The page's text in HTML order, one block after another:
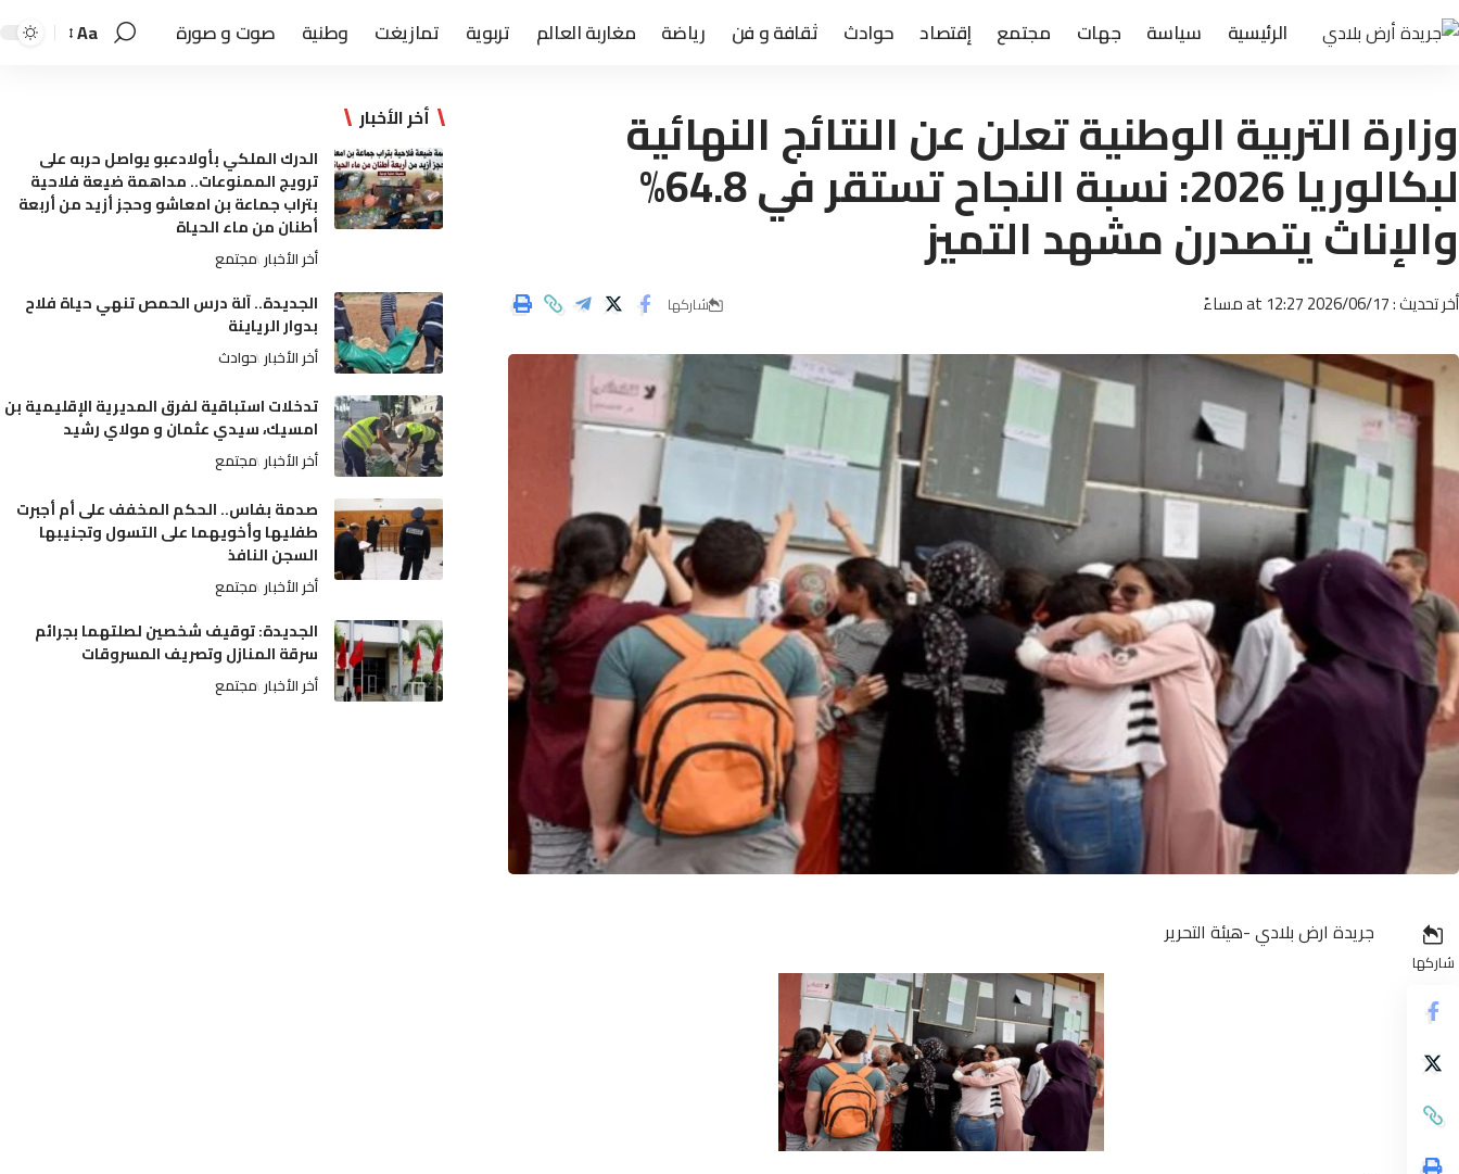
الرئيسية سياسة جهات مجتمع إقتصاد حوادث ثقافة و فن رياضة مغاربة العالم تربوية تمازيغت وطنية صوت و صورة Aa
وزارة التربية الوطنية تعلن عن النتائج النهائية
لبكالوريا 2026: نسبة النجاح تستقر في 64.8%
والإناث يتصدرن مشهد التميز
أخر تحديث : 2026/06/17 at 12:27 مساءً شاركها
شاركها
جريدة ارض بلادي -هيئة التحرير
أخر الأخبار
الدرك الملكي بأولادعبو يواصل حربه على
ترويج الممنوعات.. مداهمة ضيعة فلاحية
بتراب جماعة بن امعاشو وحجز أزيد من أربعة
أطنان من ماء الحياة
أخر الأخبار مجتمع
الجديدة.. آلة درس الحمص تنهي حياة فلاح
بدوار الرياينة
أخر الأخبار حوادث
تدخلات استباقية لفرق المديرية الإقليمية بن
امسيك، سيدي عثمان و مولاي رشيد
أخر الأخبار مجتمع
صدمة بفاس.. الحكم المخفف على أم أجبرت
طفليها وأخويهما على التسول وتجنيبها
السجن النافذ
أخر الأخبار مجتمع
الجديدة: توقيف شخصين لصلتهما بجرائم
سرقة المنازل وتصريف المسروقات
أخر الأخبار مجتمع